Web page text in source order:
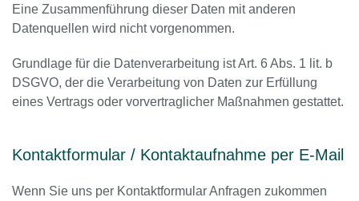
Eine Zusammenführung dieser Daten mit anderen
Datenquellen wird nicht vorgenommen.
Grundlage für die Datenverarbeitung ist Art. 6 Abs. 1 lit. b
DSGVO, der die Verarbeitung von Daten zur Erfüllung
eines Vertrags oder vorvertraglicher Maßnahmen gestattet.
Kontaktformular / Kontaktaufnahme per E-Mail
Wenn Sie uns per Kontaktformular Anfragen zukommen